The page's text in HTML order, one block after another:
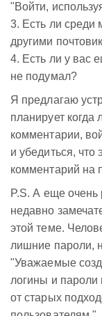
"Войти,
3. Есть ли среди
другими
4. Есть ли у вас
не подумал?
Я предлагаю
планирует
комментарии,
и убедиться, что
комментарий на
P.S. А еще
недавно
этой теме.
лишние пароли,
"Уважаемые
логины и пароли
от старых